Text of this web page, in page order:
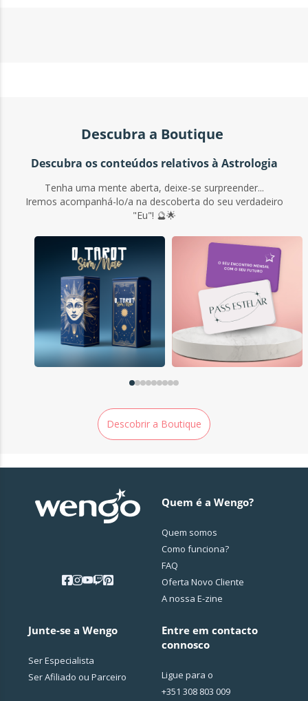
Descubra a Boutique
Descubra os conteúdos relativos à Astrologia
Tenha uma mente aberta, deixe-se surpreender...
Iremos acompanhá-lo/a na descoberta do seu verdadeiro
"Eu"! 🔮🌟
Descobrir a Boutique
Quem é a Wengo?
Quem somos
Como funciona?
FAQ
Oferta Novo Cliente
A nossa E-zine
Junte-se a Wengo
Ser Especialista
Ser Afiliado ou Parceiro
Entre em contacto
connosco
Ligue para o
+351 308 803 009